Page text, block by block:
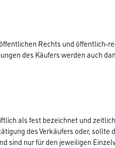
Rechts und öffentlich-
des Käufers werden auch
als fest bezeichnet und
des Verkäufers oder, sollte
sind nur für den jeweiligen